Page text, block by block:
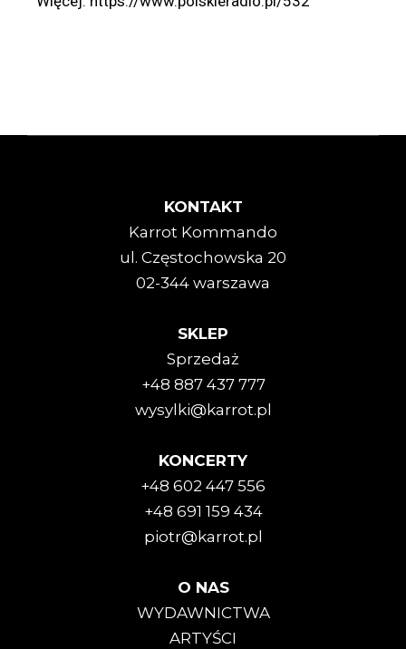
KONTAKT
Karrot Kommando
ul. Częstochowska 20
02-344 warszawa
SKLEP
Sprzedaż
+48 887 437 777
wysylki@karrot.pl
KONCERTY
+48 602 447 556
+48 691 159 434
piotr@karrot.pl
O NAS
WYDAWNICTWA
ARTYŚCI